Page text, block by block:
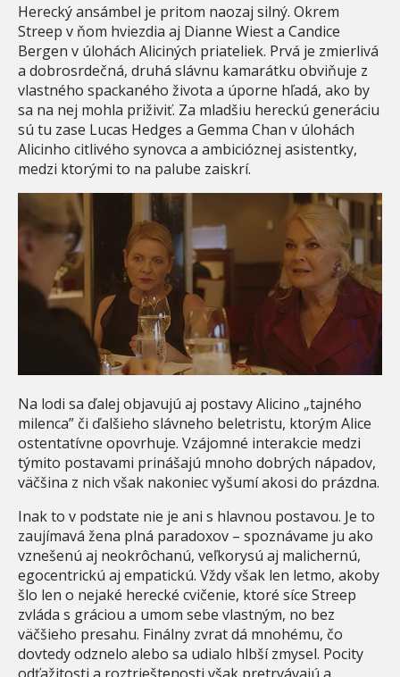
Herecký ansámbel je pritom naozaj silný. Okrem
Streep v ňom hviezdia aj Dianne Wiest a Candice
Bergen v úlohách Aliciných priateliek. Prvá je zmierlivá
a dobrosrdečná, druhá slávnu kamarátku obviňuje z
vlastného spackaného života a úporne hľadá, ako by
sa na nej mohla priživiť. Za mladšiu hereckú generáciu
sú tu zase Lucas Hedges a Gemma Chan v úlohách
Alicinho citlivého synovca a ambicióznej asistentky,
medzi ktorými to na palube zaiskrí.
Na lodi sa ďalej objavujú aj postavy Alicino „tajného
milenca” či ďalšieho slávneho beletristu, ktorým Alice
ostentatívne opovrhuje. Vzájomné interakcie medzi
týmito postavami prinášajú mnoho dobrých nápadov,
väčšina z nich však nakoniec vyšumí akosi do prázdna.
Inak to v podstate nie je ani s hlavnou postavou. Je to
zaujímavá žena plná paradoxov – spoznávame ju ako
vznešenú aj neokrôchanú, veľkorysú aj malichernú,
egocentrickú aj empatickú. Vždy však len letmo, akoby
šlo len o nejaké herecké cvičenie, ktoré síce Streep
zvláda s gráciou a umom sebe vlastným, no bez
väčšieho presahu. Finálny zvrat dá mnohému, čo
dovtedy odznelo alebo sa udialo hlbší zmysel. Pocity